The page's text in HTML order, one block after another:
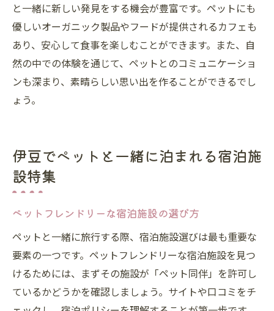
と一緒に新しい発見をする機会が豊富です。ペットにも
優しいオーガニック製品やフードが提供されるカフェも
あり、安心して食事を楽しむことができます。また、自
然の中での体験を通じて、ペットとのコミュニケーショ
ンも深まり、素晴らしい思い出を作ることができるでし
ょう。
伊豆でペットと一緒に泊まれる宿泊施
設特集
ペットフレンドリーな宿泊施設の選び方
ペットと一緒に旅行する際、宿泊施設選びは最も重要な
要素の一つです。ペットフレンドリーな宿泊施設を見つ
けるためには、まずその施設が「ペット同伴」を許可し
ているかどうかを確認しましょう。サイトや口コミをチ